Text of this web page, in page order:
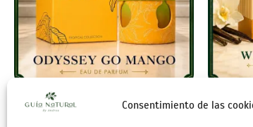
Consentimiento de las
Odyssey Go Mango